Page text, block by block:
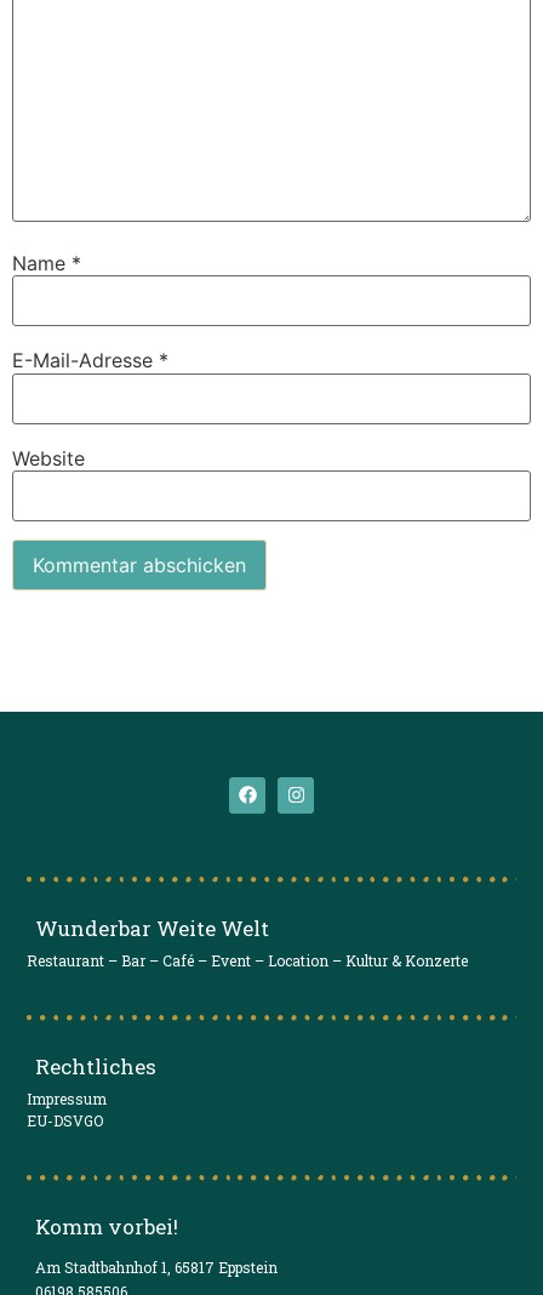
Name *
E-Mail-Adresse *
Website
Wunderbar Weite Welt
Restaurant – Bar – Café – Event – Location – Kultur & Konzerte
Rechtliches
Impressum
EU-DSVGO
Komm vorbei!
Am Stadtbahnhof 1, 65817 Eppstein